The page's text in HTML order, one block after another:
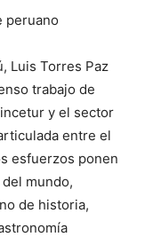
Luis Torres Paz
trabajo de
y el sector
entre el
esfuerzos ponen
mundo,
de historia,